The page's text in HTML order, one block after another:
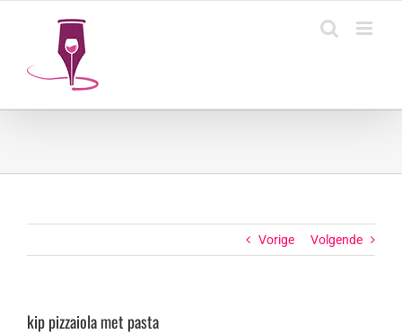
Vorige Volgende
kip pizzaiola met pasta